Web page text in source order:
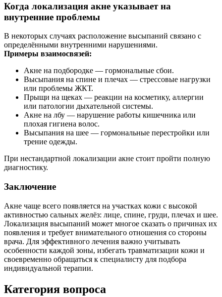
Когда локализация акне указывает на
внутренние проблемы
В некоторых случаях расположение высыпаний связано с
определёнными внутренними нарушениями.
Примеры взаимосвязей:
Акне на подбородке — гормональные сбои.
Высыпания на спине и плечах — стрессовые нагрузки
или проблемы ЖКТ.
Прыщи на щеках — реакции на косметику, аллергии
или патологии дыхательной системы.
Акне на лбу — нарушение работы кишечника или
плохая гигиена волос.
Высыпания на шее — гормональные перестройки или
трение одежды.
При нестандартной локализации акне стоит пройти полную
диагностику.
Заключение
Акне чаще всего появляется на участках кожи с высокой
активностью сальных желёз: лице, спине, груди, плечах и шее.
Локализация высыпаний может многое сказать о причинах их
появления и требует внимательного отношения со стороны
врача. Для эффективного лечения важно учитывать
особенности каждой зоны, избегать травматизации кожи и
своевременно обращаться к специалисту для подбора
индивидуальной терапии.
Категория вопроса